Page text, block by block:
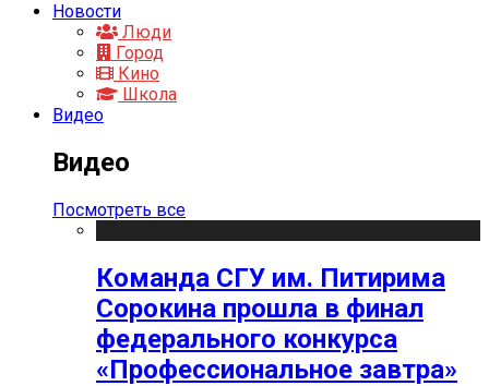
Новости
Люди
Город
Кино
Школа
Видео
Видео
Посмотреть все
Команда СГУ им. Питирима
Сорокина прошла в финал
федерального конкурса
«Профессиональное завтра»